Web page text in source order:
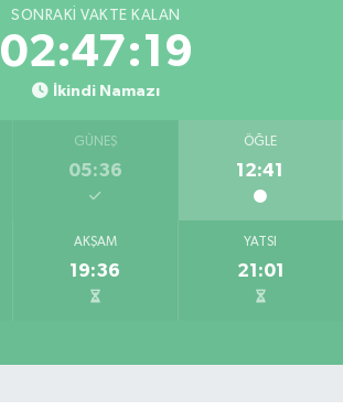
SONRAKI VAKTE KALAN
02:47:18
İkindi Namazı
GÜNEŞ
05:36
ÖĞLE
12:41
AKŞAM
19:36
YATSI
21:01